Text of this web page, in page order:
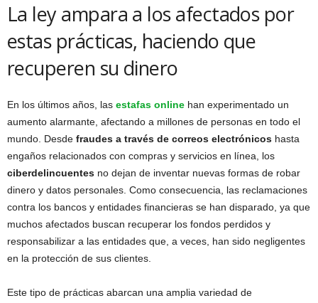
La ley ampara a los afectados por
estas prácticas, haciendo que
recuperen su dinero
En los últimos años, las estafas online han experimentado un
aumento alarmante, afectando a millones de personas en todo el
mundo. Desde fraudes a través de correos electrónicos hasta
engaños relacionados con compras y servicios en línea, los
ciberdelincuentes no dejan de inventar nuevas formas de robar
dinero y datos personales. Como consecuencia, las reclamaciones
contra los bancos y entidades financieras se han disparado, ya que
muchos afectados buscan recuperar los fondos perdidos y
responsabilizar a las entidades que, a veces, han sido negligentes
en la protección de sus clientes.
Este tipo de prácticas abarcan una amplia variedad de